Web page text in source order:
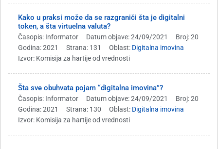
Kako u praksi može da se razgraniči šta je digitalni
token, a šta virtuelna valuta?
Časopis: Informator Datum objave: 24/09/2021
Broj: 20
Godina: 2021
Strana: 131 Oblast: Digitalna imovina
Izvor: Komisija za hartije od vrednosti
Šta sve obuhvata pojam “digitalna imovina”?
Časopis: Informator Datum objave: 24/09/2021
Broj: 20
Godina: 2021
Strana: 130 Oblast: Digitalna imovina
Izvor: Komisija za hartije od vrednosti